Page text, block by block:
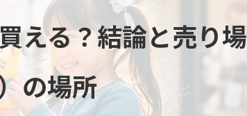
える？結論と売り場
の場所